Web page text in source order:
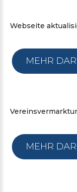
Webseite
MEHR
MEHR